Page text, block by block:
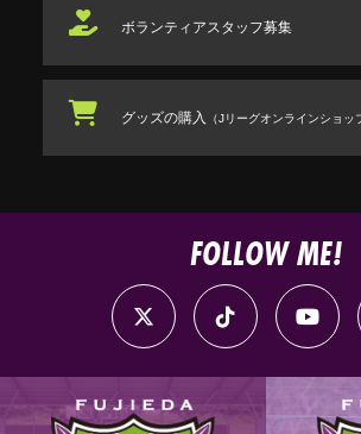
ボランティアスタッフ募集
グッズの購入 （Jリーグオンラインショッ
FOLLOW ME!